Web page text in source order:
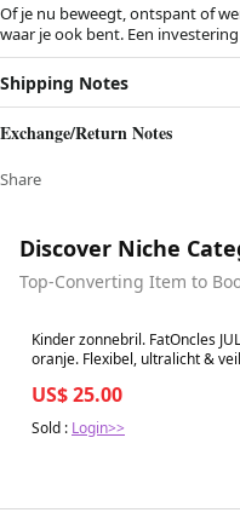
Of je nu beweegt, ontspant of
waar je ook bent. Een
Shipping Notes
Exchange/Return Notes
Share
Discover Niche
Top-Converting Item to
Best in 7 days
Kinder zonnebril. FatOncles
oranje. Flexibel, ultralicht &
US$ 25.00
Sold : Login>>